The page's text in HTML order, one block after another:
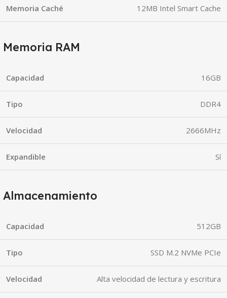
Memoria Caché 12MB Intel Smart Cache
Memoria RAM
Capacidad 16GB
Tipo DDR4
Velocidad 2666MHz
Expandible Sí
Almacenamiento
Capacidad 512GB
Tipo SSD M.2 NVMe PCIe
Velocidad Alta velocidad de lectura y escritura